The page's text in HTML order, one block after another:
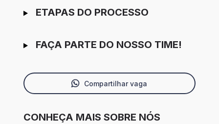
ETAPAS DO PROCESSO
FAÇA PARTE DO NOSSO TIME!
Compartilhar vaga
CONHEÇA MAIS SOBRE NÓS